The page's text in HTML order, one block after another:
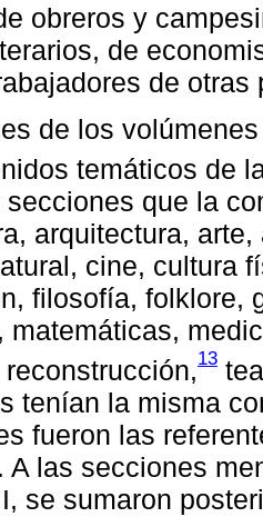
obreros y
de
de
de los
temáticos de
secciones que la
arquitectura,
cine, cultura
filosofía, folklore,
matemáticas,
13
tenían la misma
fueron las
A las secciones
se sumaron